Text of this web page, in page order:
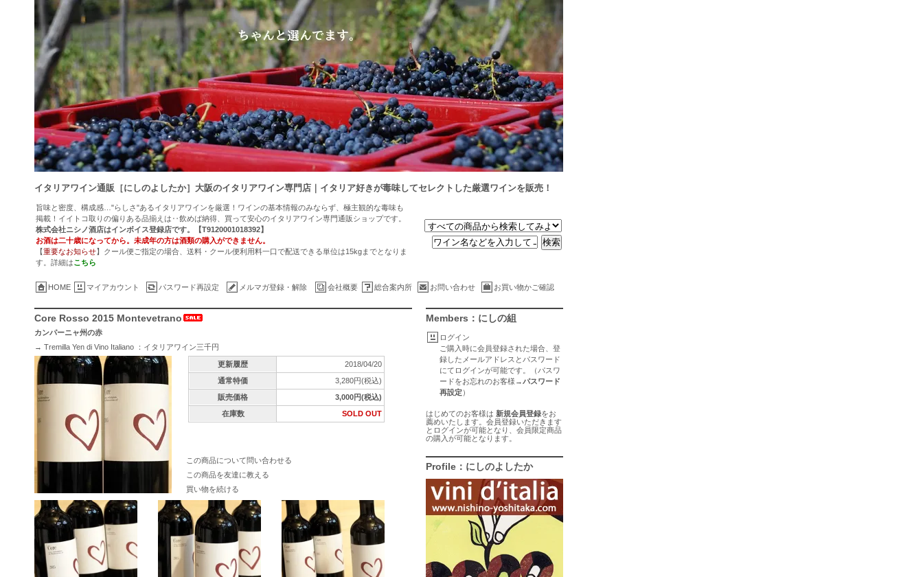
イタリアワイン通販［にしのよしたか］大阪のイタリアワイン専門店｜イタリア好きが毒味してセレクトした厳選ワインを販売！
旨味と密度、構成感…"らしさ"あるイタリアワインを厳選！ワインの基本情報のみならず、極主観的な毒味も
掲載！イイトコ取りの偏りある品揃えは‥飲めば納得、買って安心のイタリアワイン専門通販ショップです。
株式会社ニシノ酒店はインボイス登録店です。【T9120001018392】
お酒は二十歳になってから。未成年の方は酒類の購入ができません。
【重要なお知らせ】クール便ご指定の場合、送料・クール便利用料一口で配送できる単位は15kgまでとなりま
す。詳細はこちら
HOME マイアカウント パスワード再設定 メルマガ登録・解除 会社概要 総合案内所 お問い合わせ お買い物かご確認
Core Rosso 2015 Montevetrano
カンパーニャ州の赤
→ Tremilla Yen di Vino Italiano ：イタリアワイン三千円
更新履歴
2018/04/20
通常特価
3,280円(税込)
販売価格
3,000円(税込)
在庫数
SOLD OUT
この商品について問い合わせる
この商品を友達に教える
買い物を続ける
Members：にしの組
ログイン
ご購入時に会員登録された場合、登
録したメールアドレスとパスワード
にてログインが可能です。（パスワ
ードをお忘れのお客様→パスワード
再設定）
はじめてのお客様は 新規会員登録をお
薦めいたします。会員登録いただきます
とログインが可能となり、会員限定商品
の購入が可能となります。
Profile：にしのよしたか